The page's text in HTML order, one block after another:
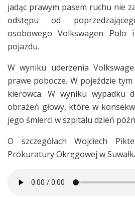
jadąc prawym pasem ruchu nie
odstępu od
osobowego Volkswagen Polo
pojazdu.
W wyniku uderzenia
prawe pobocze. W pojeździe
kierowca. W wyniku wypadku
obrażeń głowy, które w
jego śmierci w szpitalu dzień
O szczegółach Wojciech
Prokuratury Okręgowej w